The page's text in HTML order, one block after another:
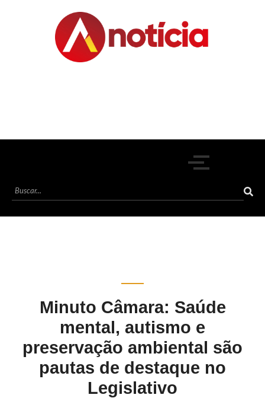
Minuto Câmara: Saúde
mental, autismo e
preservação ambiental são
pautas de destaque no
Legislativo